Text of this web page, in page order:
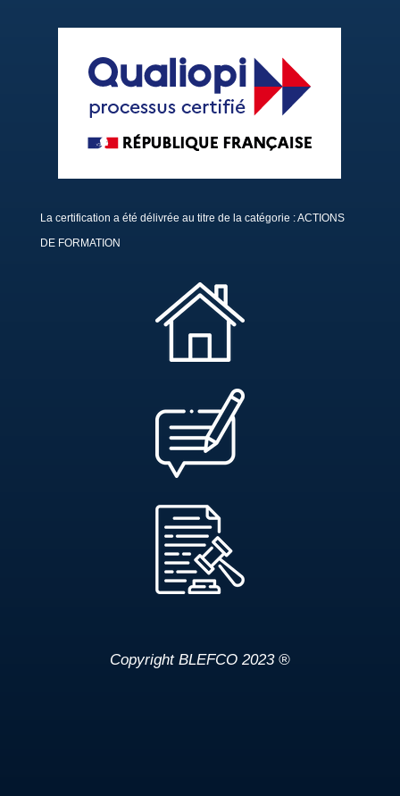
La certification a été délivrée au titre de la catégorie : ACTIONS
DE FORMATION
Copyright BLEFCO 2023 ®